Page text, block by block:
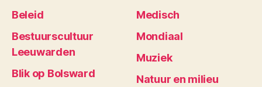
Beleid
Bestuurscultuur
Leeuwarden
Blik op Bolsward
Medisch
Mondiaal
Muziek
Natuur en milieu